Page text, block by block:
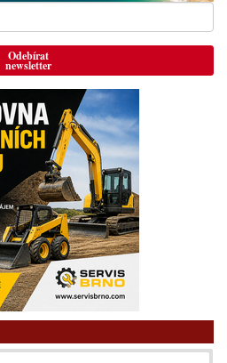
Odebírat
newsletter